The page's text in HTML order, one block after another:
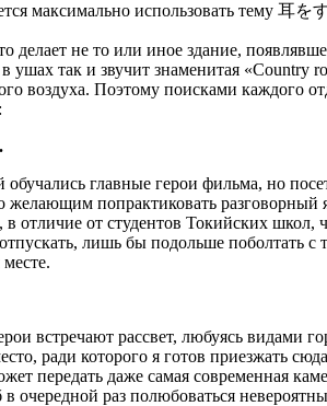
максимально использовать тему 耳を
делает не то или иное здание,
ушах так и звучит знаменитая
воздуха. Поэтому поисками каждого
главные герои фильма, но
желающим попрактиковать
от студентов Токийских школ,
лишь бы подольше поболтать
встречают рассвет, любуясь видами
ради которого я готов приезжать
передать даже самая современная
очередной раз полюбоваться